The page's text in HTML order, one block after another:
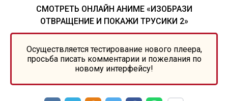
СМОТРЕТЬ ОНЛАЙН АНИМЕ «ИЗОБРАЗИ
ОТВРАЩЕНИЕ И ПОКАЖИ ТРУСИКИ 2»
Осуществляется тестирование нового плеера,
просьба писать комментарии и пожелания по
новому интерфейсу!